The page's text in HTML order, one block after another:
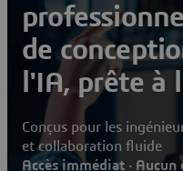
de
l'IA, prête à
Conçus pour les
et collaboration fluide
Accès immédiat ·